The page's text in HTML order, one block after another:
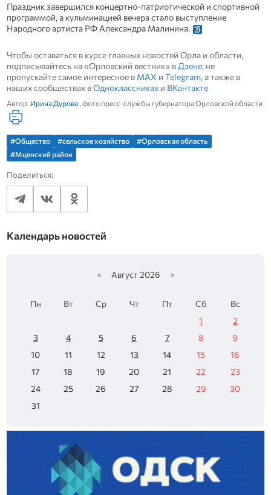
Праздник завершился концертно‑патриотической и спортивной
программой, а кульминацией вечера стало выступление
Народного артиста РФ Александра Малинина.
Чтобы оставаться в курсе главных новостей Орла и области,
подписывайтесь на «Орловский вестник» в Дзене, не
пропускайте самое интересное в MAX и Telegram, а также в
наших сообществах вОдноклассникахи ВКонтакте
Автор: Ирина Дурова, фото пресс-службы губернатора Орловской области
#Общество #сельское хозяйство
#Орловская область
#Мценский район
Поделиться:
Календарь новостей
< Август 2026 >
Пн Вт Ср Чт Пт Сб
Вс
1
2
3
4 5 6 7 8
9
10
11 12 13 14 15
16
17
18 19 20 21 22
23
24
25 26 27 28 29
30
31